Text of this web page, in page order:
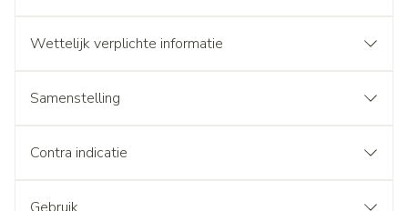
Wettelijk verplichte informatie
Samenstelling
Contra indicatie